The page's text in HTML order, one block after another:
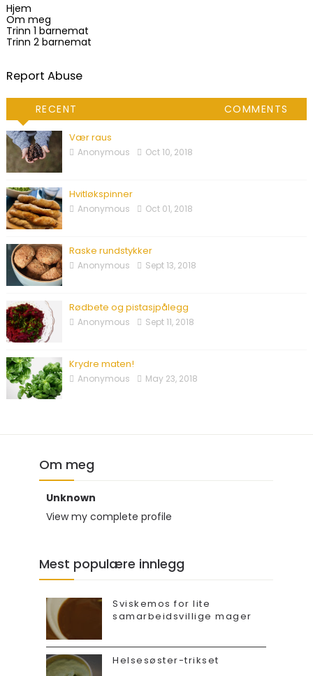
Hjem
Om meg
Trinn 1 barnemat
Trinn 2 barnemat
Report Abuse
RECENT COMMENTS
Vær raus
Anonymous Oct 10, 2018
Hvitløkspinner
Anonymous Oct 01, 2018
Raske rundstykker
Anonymous Sept 13, 2018
Rødbete og pistasjpålegg
Anonymous Sept 11, 2018
Krydre maten!
Anonymous May 23, 2018
Om meg
Unknown
View my complete profile
Mest populære innlegg
Sviskemos for lite
samarbeidsvillige mager
Helsesøster-trikset